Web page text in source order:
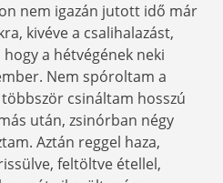
nem igazán jutott idő már
kivéve a csalihalazást,
a hétvégének neki
Nem spóroltam a
csináltam hosszú
után, zsinórban négy
Aztán reggel haza,
feltöltve étellel,